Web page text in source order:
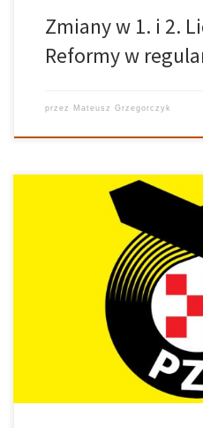
Zmiany w 1. i 2.
Reformy w
przez Mateusz Grzegorczyk
Dzień przed startem karuzeli
rozgrywek żużlowych
Można zauważyć w nim kilka
oficjalnego zestawienia
normą. Praktycznie co roku, na
transferowego, […]